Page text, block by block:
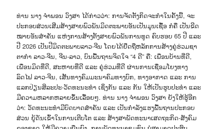
ທ່ານ ນາງ ຈຳພອນ ວົງສາ ໄດ້ກ່າວວ່າ: ການຈັດຕັ້ງກິດຈະກໍາໃນຄັ້ງນີ້, ຈະ
ປະກອບສ່ວນເສີມສ້າງສາຍພົວພັນມິດຕະພາບອັນເປັນມູນເຊື້ອ ກໍຄື ເປັນຂີດ
ໝາຍອັນສໍາຄັນ ແຫ່ງການສ້າງຕັ້ງສາຍພົວພັນການທູດ ຄົບຮອບ 65 ປີ ແລະ
ປີ 2026 ເປັນປີມິດຕະພາບລາວ-ຈີນ ໂດຍໄດ້ຢຶດຖືຫລັກການສ້າງຄູ່ຮ່ວມຊາ
ຕາກໍາ ລາວ-ຈີນ, ຈີນ-ລາວ, ບົນພື້ນຖານຈິດໃຈ “4 ດີ” ຄື: ເພື່ອນບ້ານທີ່ດີ,
ເພື່ອນມິດທີ່ດີ, ສະຫາຍທີ່ດີ ແລະ ຄູ່ຮ່ວມທີ່ດີ ຜ່ານການເຊື່ອມໂຍງທາງ
ລົດໄຟ ລາວ-ຈີນ, ເສັ້ນທາງຄົມມະນາຄົມທາງບົກ, ທາງອາກາດ ແລະ ການ
ແລກປ່ຽນສິລະປະ-ວັດທະນະທໍາ ເຊິ່ງກັນ ແລະ ກັນ ໃຫ້ເປັນຮູບປະທຳ ແລະ
ມີຄວາມຫລາກຫລາຍຂຶ້ນເລື້ອຍໆ. ທ່ານ ນາງ ຈຳພອນ ວົງສາ ຍັງໃຫ້ຮູ້ອີກ
ວ່າ: ວັດທະນະທຳມີບົດບາດສຳຄັນ ແລະ ເປັນກຳລັງແຮງພື້ນຖານປະກອບ
ສ່ວນ ຍູ້ດັນເຂົ້າໃນການເຕີບໂຕ ແລະ ສ້າງສາພັດທະນາເສດຖະກິດ-ສັງຄົມ